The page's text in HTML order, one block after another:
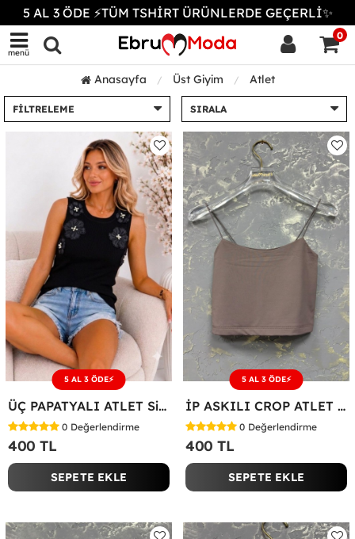
5 AL 3 ÖDE ⚡TÜM TSHİRT ÜRÜNLERDE GEÇERLİ✨
menü
0
Anasayfa Üst Giyim Atlet
FILTRELEME SIRALA
5 AL 3 ÖDE⚡
ÜÇ PAPATYALI ATLET Siyah
0 Değerlendirme
400 TL
SEPETE EKLE
5 AL 3 ÖDE⚡
İP ASKILI CROP ATLET Acı Kahve
0 Değerlendirme
400 TL
SEPETE EKLE